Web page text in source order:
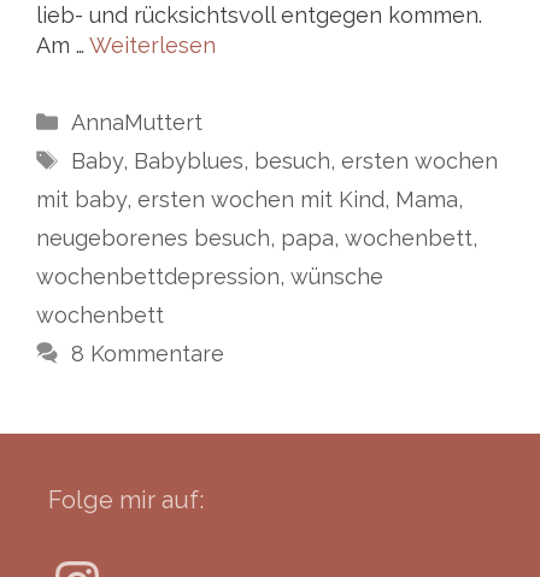
lieb- und rücksichtsvoll entgegen kommen.
Am … Weiterlesen
Kategorien
AnnaMuttert
Schlagwörter
Baby, Babyblues, besuch, ersten wochen
mit baby, ersten wochen mit Kind, Mama,
neugeborenes besuch, papa, wochenbett,
wochenbettdepression, wünsche
wochenbett
8 Kommentare
Folge mir auf:
Instagram